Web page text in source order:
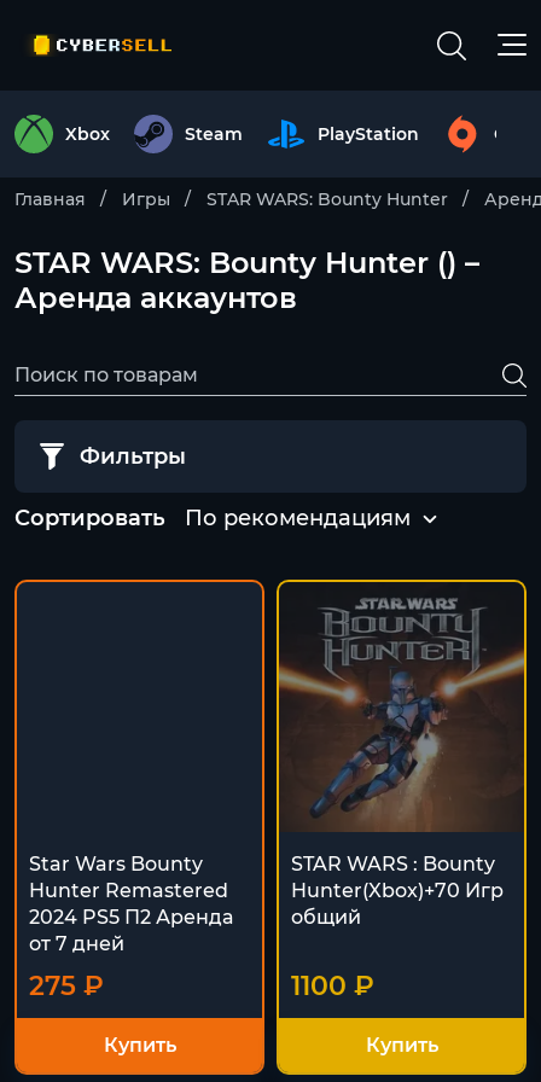
Xbox Steam PlayStation
Главная Игры STAR WARS: Bounty Hunter
STAR WARS: Bounty Hunter () –
Аренда аккаунтов
Фильтры
Сортировать По рекомендациям
Star Wars Bounty
Hunter Remastered
2024 PS5 П2 Аренда
от 7 дней
275 ₽
Купить
STAR WARS : Bounty
Hunter(Xbox)+70 Игр
общий
1100 ₽
Купить